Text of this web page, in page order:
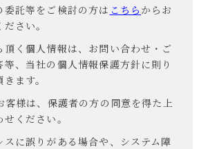
委託等をご検討の方は こちら からお
さい。
頂く個人情報は、お問い合わせ・ご
、当社の個人情報保護方針に則り
ます。
客様は、保護者の方の同意を得た上
ください。
スに誤りがある場合や、システム障